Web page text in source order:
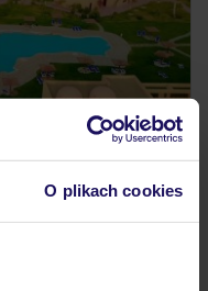
O plikach cookies
4.4/5
3030 opinii